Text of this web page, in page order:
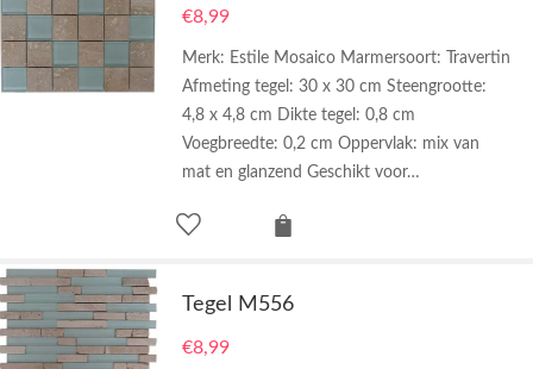
€8,99
Merk: Estile Mosaico Marmersoort: Travertin
Afmeting tegel: 30 x 30 cm Steengrootte:
4,8 x 4,8 cm Dikte tegel: 0,8 cm
Voegbreedte: 0,2 cm Oppervlak: mix van
mat en glanzend Geschikt voor…
Tegel M556
€8,99